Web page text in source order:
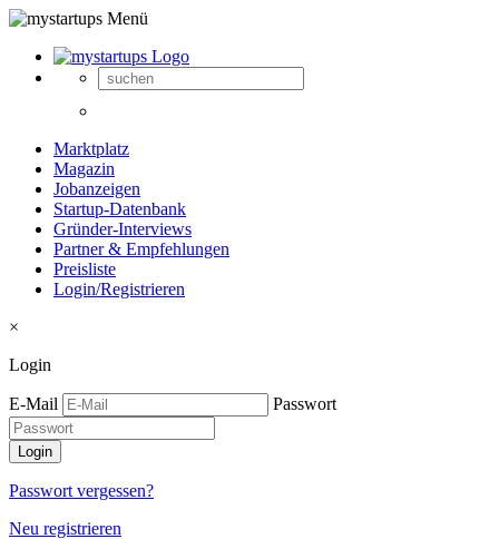
Marktplatz
Magazin
Jobanzeigen
Startup-Datenbank
Gründer-Interviews
Partner & Empfehlungen
Preisliste
Login/Registrieren
×
Login
E-Mail Passwort
Passwort vergessen?
Neu registrieren